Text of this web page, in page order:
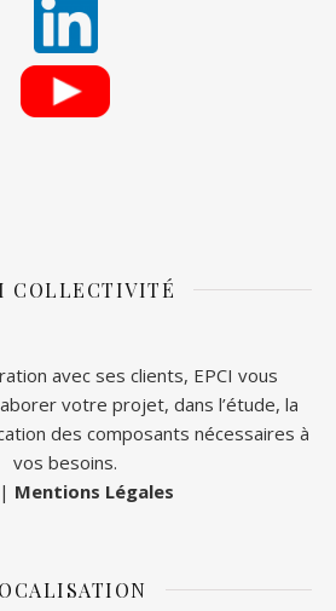
COLLECTIVITÉ
avec ses clients, EPCI vous
votre projet, dans l’étude, la
des composants nécessaires à
vos besoins.
| Mentions Légales